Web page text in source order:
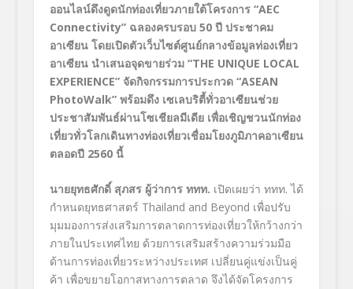
ออนไลน์ดึงดูดนักท่องเที่ยวภายใต้โครงการ “AEC
Connectivity” ฉลองครบรอบ 50 ปี ประชาคม
อาเซียน โดยเปิดตัวเว็บไซต์ศูนย์กลางข้อมูลท่องเที่ยว
อาเซียนนำเสนอจุดขายร่วม “THE UNIQUE LOCAL
EXPERIENCE” จัดกิจกรรมการประกวด “ASEAN
PhotoWalk”พร้อมดึง เซเลบริตี้ทั่วอาเซียนช่วย
ประชาสัมพันธ์ผ่านโซเชียลมีเดีย เพื่อเชิญชวนนักท่อง
เที่ยวทั่วโลกเดินทางท่องเที่ยวเชื่อมโยงภูมิภาคอาเซียน
ตลอดปี 2560 นี้
นายยุทธศักดิ์ สุภสร ผู้ว่าการ ททท. เปิดเผยว่า ททท. ได้
กำหนดยุทธศาสตร์ Thailand and Beyond เพื่อปรับ
มุมมองการส่งเสริมการตลาดการท่องเที่ยวให้กว้างกว่า
ภายในประเทศไทย ด้วยการเสริมสร้างความร่วมมือ
ด้านการท่องเที่ยวระหว่างประเทศ เปลี่ยนคู่แข่งเป็นคู่
ค้า เพื่อขยายโอกาสทางการตลาด จึงได้จัดโครงการ